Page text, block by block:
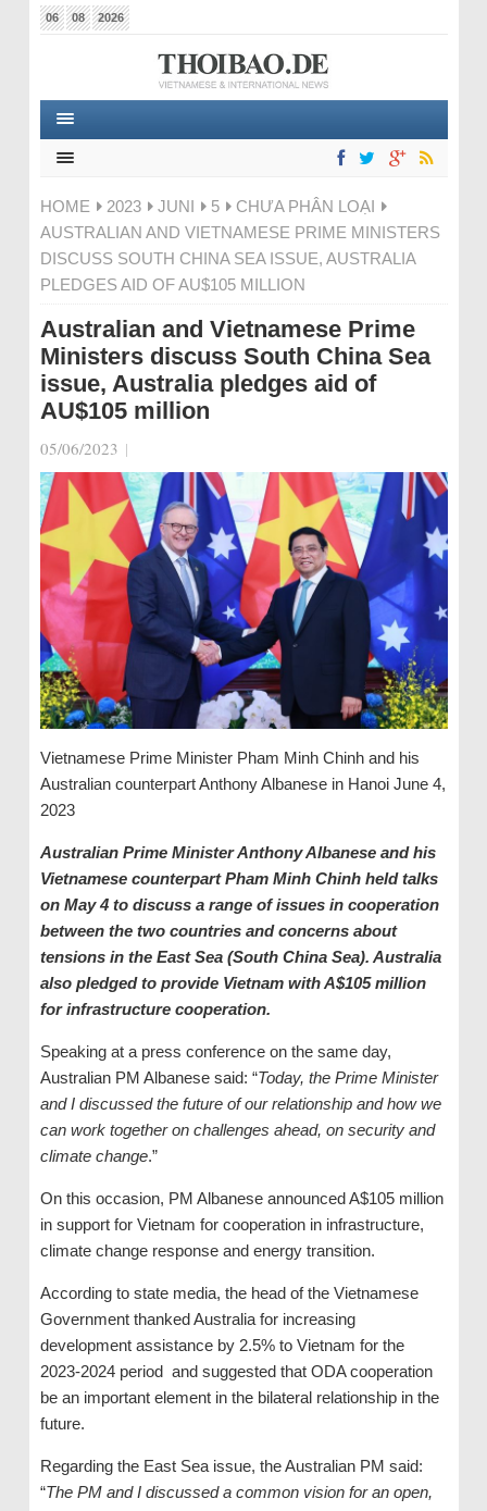
06 08 2026
HOME 2023 JUNI 5
CHƯA PHÂN LOẠI
AUSTRALIAN AND VIETNAMESE PRIME MINISTERS
DISCUSS SOUTH CHINA SEA ISSUE, AUSTRALIA
PLEDGES AID OF AU$105 MILLION
Australian and Vietnamese Prime
Ministers discuss South China Sea
issue, Australia pledges aid of
AU$105 million
05/06/2023 |
Vietnamese Prime Minister Pham Minh Chinh and his
Australian counterpart Anthony Albanese in Hanoi June 4,
2023
Australian Prime Minister Anthony Albanese and his
Vietnamese counterpart Pham Minh Chinh held talks
on May 4 to discuss a range of issues in cooperation
between the two countries and concerns about
tensions in the East Sea (South China Sea). Australia
also pledged to provide Vietnam with A$105 million
for infrastructure cooperation.
Speaking at a press conference on the same day,
Australian PM Albanese said: “Today, the Prime Minister
and I discussed the future of our relationship and how we
can work together on challenges ahead, on security and
climate change.”
On this occasion, PM Albanese announced A$105 million
in support for Vietnam for cooperation in infrastructure,
climate change response and energy transition.
According to state media, the head of the Vietnamese
Government thanked Australia for increasing
development assistance by 2.5% to Vietnam for the
2023-2024 period and suggested that ODA cooperation
be an important element in the bilateral relationship in the
future.
Regarding the East Sea issue, the Australian PM said:
“The PM and I discussed a common vision for an open,